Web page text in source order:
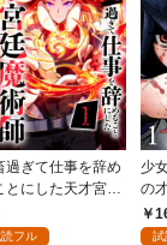
過ぎて仕事を辞め
とにした天才宮廷
師～辺境の地でス
ライフを夢見る
フル
少
の
(話
試